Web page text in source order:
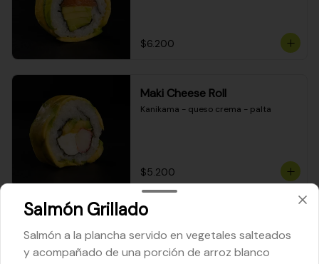
$6.200
Maki Cheese Roll
Kanikama - queso crema - palta
$5.200
Queso crema - palta - cebollín
Salmón Grillado
Salmón a la plancha servido en vegetales salteados
y acompañado de una porción de arroz blanco